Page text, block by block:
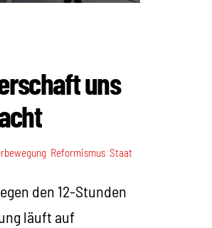
uns
, Reformismus, Staat
den 12-Stunden
läuft auf